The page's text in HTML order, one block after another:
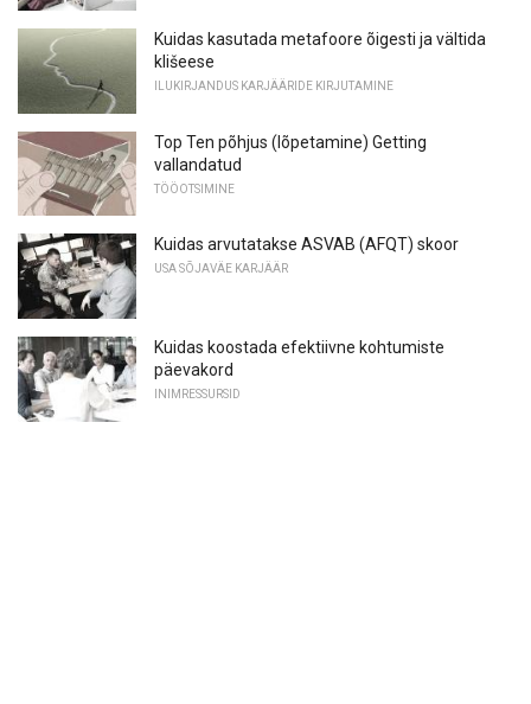
Kuidas kasutada metafoore õigesti ja vältida
klišeese
ILUKIRJANDUS KARJÄÄRIDE KIRJUTAMINE
Top Ten põhjus (lõpetamine) Getting
vallandatud
TÖÖOTSIMINE
Kuidas arvutatakse ASVAB (AFQT) skoor
USA SÕJAVÄE KARJÄÄR
Kuidas koostada efektiivne kohtumiste
päevakord
INIMRESSURSID